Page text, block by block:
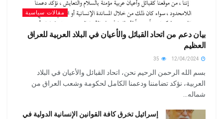
مقالات سياسية
بيان دعم من اتحاد القبائل والأعيان في البلاد العربية للعراق
العظيم
بسم الله الرحمن الرحيم نحن، اتحاد القبائل والأعيان في البلاد
العربية، نؤكد تضامننا ودعمنا الكامل لحكومة وشعب العراق من
شماله...
إسرائيل تخرق كافة القوانين الإنسانية الدولية في